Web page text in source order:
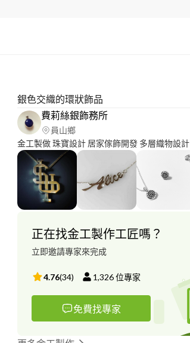
銀色交織的環狀飾品
費莉絲銀飾務所
員山鄉
金工製做 珠寶設計 居家傢飾開發 多層織物設計
正在找金工製作工匠嗎？
立即邀請專家來完成
4.76(34) 1,326位專家
免費找專家